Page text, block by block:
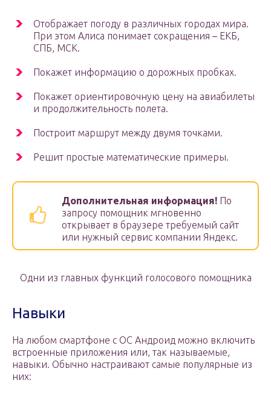
Отображает погоду в различных городах мира.
При этом Алиса понимает сокращения – ЕКБ,
СПБ, МСК.
Покажет информацию о дорожных пробках.
Покажет ориентировочную цену на авиабилеты
и продолжительность полета.
Построит маршрут между двумя точками.
Решит простые математические примеры.
Дополнительная информация! По
запросу помощник мгновенно
открывает в браузере требуемый сайт
или нужный сервис компании Яндекс.
Одни из главных функций голосового помощника
Навыки
На любом смартфоне с ОС Андроид можно включить
встроенные приложения или, так называемые,
навыки. Обычно настраивают самые популярные из
них: